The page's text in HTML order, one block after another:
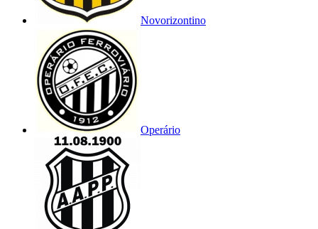
Novorizontino
Operário